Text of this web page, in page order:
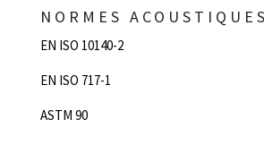
NORMES ACOUSTIQUES
EN ISO 10140-2
EN ISO 717-1
ASTM 90